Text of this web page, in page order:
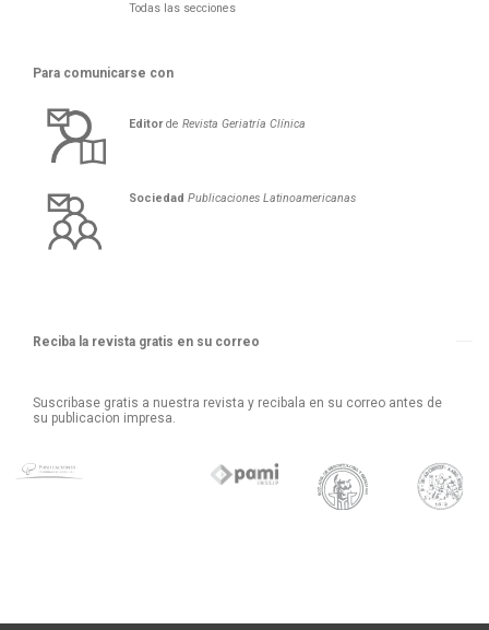
Todas las secciones
Para comunicarse con
Editorde Revista Geriatría Clí­nica
Sociedad Publicaciones Latinoamericanas
Reciba la revista gratis en su correo
Suscribase gratis a nuestra revista y recibala en su correo antes de
su publicacion impresa.